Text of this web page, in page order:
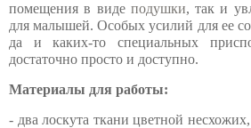
помещения в виде подушки, так и
для малышей. Особых усилий для ее
да и каких-то специальных
достаточно просто и доступно.
Материалы для работы:
- два лоскута ткани цветной